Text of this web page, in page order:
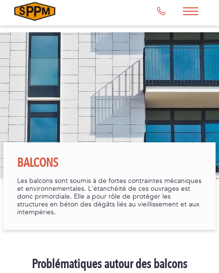
BALCONS
Les balcons sont soumis à de fortes contraintes mécaniques
et environnementales. L'étanchéité de ces ouvrages est
donc primordiale. Elle a pour rôle de protéger les
structures en béton des dégâts liés au vieillissement et aux
intempéries.
Problématiques autour des balcons